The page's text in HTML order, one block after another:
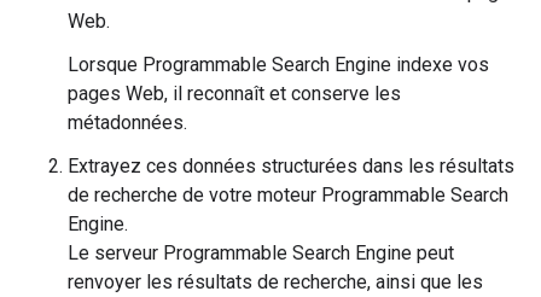
Web.
Lorsque Programmable Search Engine indexe vos
pages Web, il reconnaît et conserve les
métadonnées.
Extrayez ces données structurées dans les résultats
de recherche de votre moteur Programmable Search
Engine.
Le serveur Programmable Search Engine peut
renvoyer les résultats de recherche, ainsi que les